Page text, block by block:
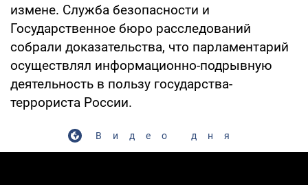
измене. Служба безопасности и
Государственное бюро расследований
собрали доказательства, что парламентарий
осуществлял информационно-подрывную
деятельность в пользу государства-
террориста России.
Видео дня